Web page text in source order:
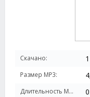
Скачано:
Размер MP3:
Длительность MP3: